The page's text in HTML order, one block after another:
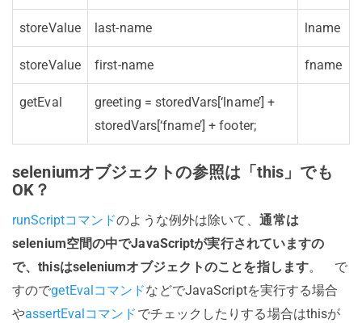
storeValue last-name lname
storeValue first-name fname
getEval
greeting = storedVars[‘lname’] +
storedVars[‘fname’] + footer;
seleniumオブジェクトの参照は「this」でも
OK？
runScriptコマンドのような例外は除いて、通常は
selenium空間の中でJavaScriptが実行されていますの
で、thisはseleniumオブジェクトのことを指します。 で
すのでgetEvalコマンドなどでJavaScriptを実行する場合
やassertEvalコマンド でチェックしたりする場合はthisが